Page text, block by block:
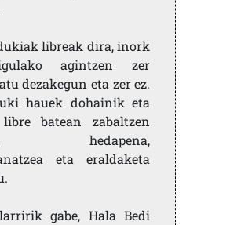
libreak dira, inork
agintzen zer
dezakegun eta zer ez.
hauek dohainik eta
batean zabaltzen
hedapena,
eta eraldaketa
gabe, Hala Bedi